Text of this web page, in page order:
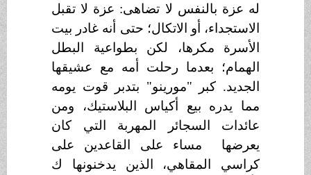
له عزة بالنفس لا تضاهى: عزة لا تقبل
الاستجداء، أو الاتكال؛ حتى أنه غادر بيت
الأسرة مكرها، لكن بطواعية البطل
الهمام؛ بعدما رحلت أمه مع عشيقها
الجديد. كبر "مورينو" بتدبر قوت يومه
مما يدره بيع أكياس البلاستيك، ومن
عائدات السجائر المهربة التي كان
يعرضها مساء على القاعدين على
كراسي المقاهي، الذين يدخنونها ك